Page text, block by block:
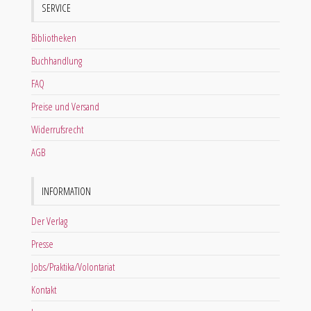
SERVICE
Bibliotheken
Buchhandlung
FAQ
Preise und Versand
Widerrufsrecht
AGB
INFORMATION
Der Verlag
Presse
Jobs/Praktika/Volontariat
Kontakt